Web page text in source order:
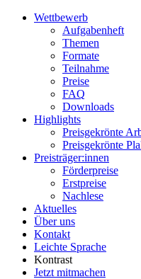
Wettbewerb
Aufgabenheft
Themen
Formate
Teilnahme
Preise
FAQ
Downloads
Highlights
Preisgekrönte
Preisgekrönte
Preisträger:innen
Förderpreise
Erstpreise
Nachlese
Aktuelles
Über uns
Kontakt
Leichte Sprache
Kontrast
Jetzt mitmachen